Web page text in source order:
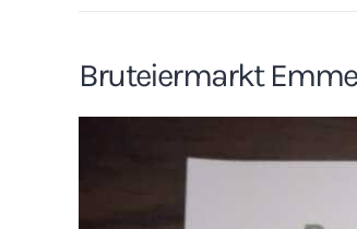
Bruteiermarkt